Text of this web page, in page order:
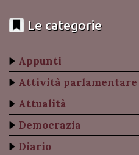
Le categorie
Appunti
Attività parlamentare
Attualità
Democrazia
Diario